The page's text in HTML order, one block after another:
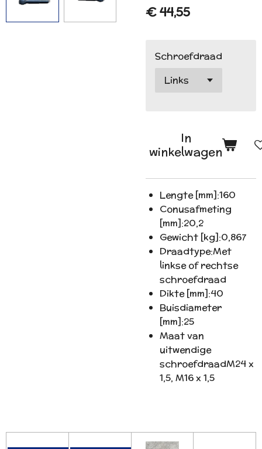
€ 44,55
Schroefdraad
In
winkelwagen
Lengte [mm]:160
Conusafmeting
[mm]:20,2
Gewicht [kg]:0,867
Draadtype:Met
linkse of rechtse
schroefdraad
Dikte [mm]:40
Buisdiameter
[mm]:25
Maat van
uitwendige
schroefdraadM24 x
1,5, M16 x 1,5